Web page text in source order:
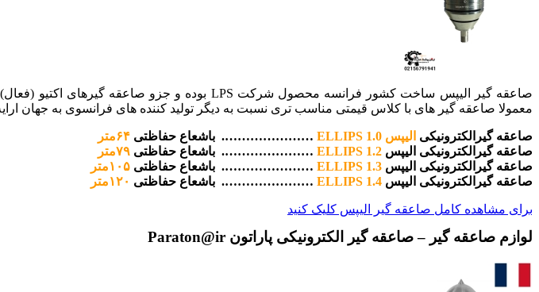
معمولا صاعقه گیر های با کلاس قیمتی مناسب تری نسبت به دیگر تولید کننده های فرانسوی به جهان
صاعقه گیرالکترونیکی الیپس ELLIPS 1.0 …………………. باشعاع حفاظتی ۶۴متر
صاعقه گیرالکترونیکی الیپس ELLIPS 1.2 …………………. باشعاع حفاظتی ۷۹متر
صاعقه گیرالکترونیکی الیپس ELLIPS 1.3 …………………. باشعاع حفاظتی ۱۰۵متر
صاعقه گیرالکترونیکی الیپس ELLIPS 1.4 …………………. باشعاع حفاظتی ۱۲۰متر
برای مشاهده کامل صاعقه گیر الیپس کلیک کنید
لوازم صاعقه گیر – صاعقه گیر الکترونیکی پاراتون Paraton@ir